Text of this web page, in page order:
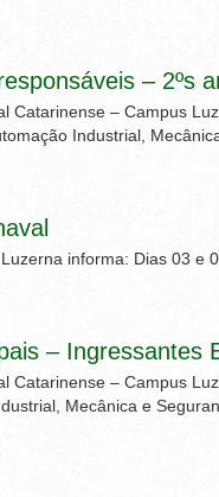
– 2ºs
Catarinense – Campus
Industrial,
informa: Dias 03 e
– Ingressantes
Catarinense – Campus
Mecânica e